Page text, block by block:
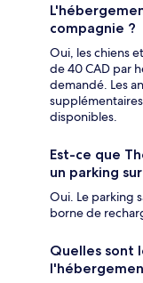
compagnie ?
Oui, les chiens
de 40 CAD par
demandé. Les
disponibles.
Est-ce que
un parking
Oui. Le parking
borne de
Quelles sont